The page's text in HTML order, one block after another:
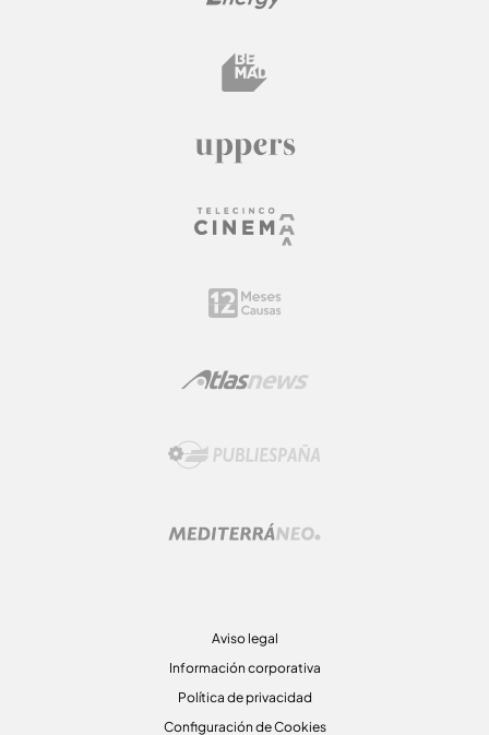
Aviso legal
Información corporativa
Política de privacidad
Configuración de Cookies